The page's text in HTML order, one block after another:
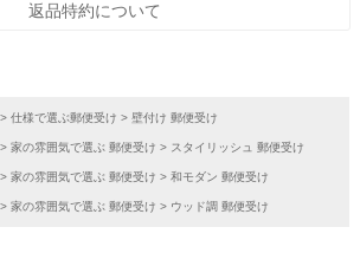
返品特約について
仕様で選ぶ郵便受け 壁付け 郵便受け
家の雰囲気で選ぶ 郵便受け スタイリッシュ 郵便受け
家の雰囲気で選ぶ 郵便受け 和モダン 郵便受け
家の雰囲気で選ぶ 郵便受け ウッド調 郵便受け